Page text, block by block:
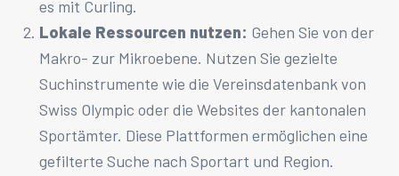
es mit Curling.
Lokale Ressourcen nutzen: Gehen Sie von der
Makro- zur Mikroebene. Nutzen Sie gezielte
Suchinstrumente wie die Vereinsdatenbank von
Swiss Olympic oder die Websites der kantonalen
Sportämter. Diese Plattformen ermöglichen eine
gefilterte Suche nach Sportart und Region.